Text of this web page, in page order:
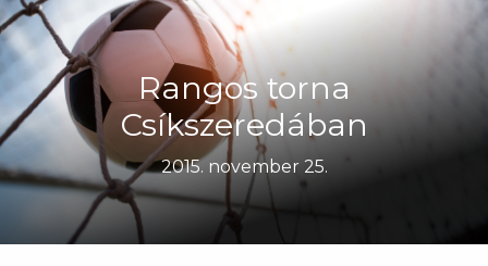
Rangos torna
Csíkszeredában
2015. november 25.